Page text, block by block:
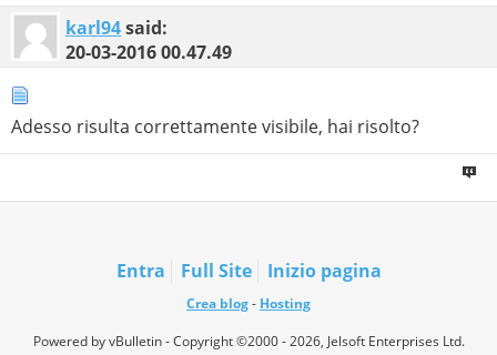
karl94said:
20-03-201600.47.49
Adesso risulta correttamente visibile, hai risolto?
Entra Full Site Inizio pagina
Crea blog- Hosting
Powered by vBulletin - Copyright ©2000 - 2026, Jelsoft Enterprises Ltd.